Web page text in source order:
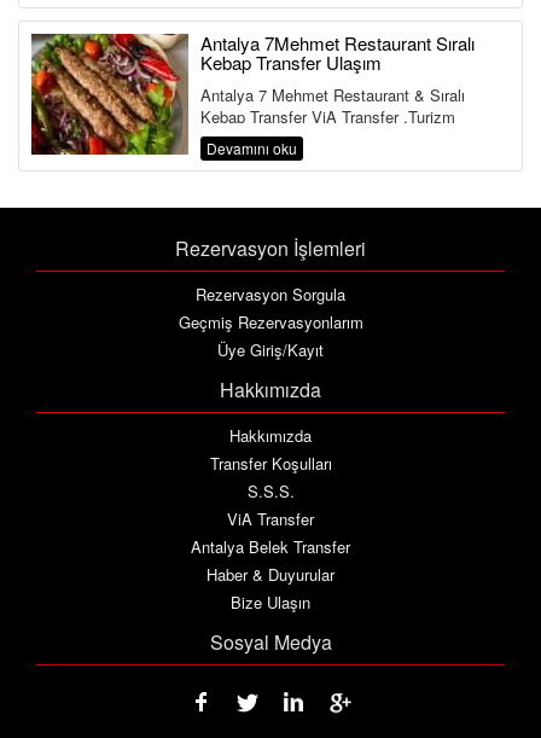
Antalya 7Mehmet Restaurant Sıralı
Kebap Transfer Ulaşım
Antalya 7 Mehmet Restaurant & Sıralı
Kebap Transfer ViA Transfer ,Turizm
Bakanlığı ve Ulaştırma Bakanlığına Bağlı ...
Devamını oku
Rezervasyon İşlemleri
Rezervasyon Sorgula
Geçmiş Rezervasyonlarım
Üye Giriş/Kayıt
Hakkımızda
Hakkımızda
Transfer Koşulları
S.S.S.
ViA Transfer
Antalya Belek Transfer
Haber & Duyurular
Bize Ulaşın
Sosyal Medya